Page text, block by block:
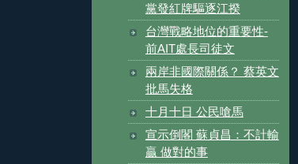
黨發紅牌驅逐江揆
台灣戰略地位的重要性-
前AIT處長司徒文
兩岸非國際關係？ 蔡英文
批馬失格
十月十日 公民嗆馬
宣示倒閣 蘇貞昌：不計輸
贏 做對的事